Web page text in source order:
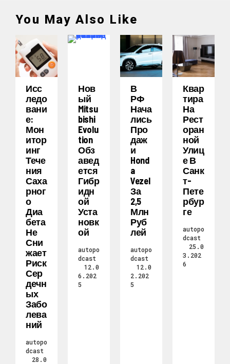
You May Also Like
Исс
Ледо
Вани
Е:
Мон
Итор
Инг
Тече
Ния
Саха
Рног
О
Диа
Бета
Не
Сни
Жает
Риск
Сер
Дечн
Ых
Забо
Лева
Ний
autopo
dcast
28.0
Нов
Ый
Mitsu
Bishi
Evolu
Tion
Обз
Авед
Ется
Гибр
Идн
Ой
Уста
Новк
Ой
autopo
dcast
12.0
6.202
5
В
РФ
Нача
Лись
Про
Даж
И
Hond
A
Vezel
За
2,5
Млн
Руб
Лей
autopo
dcast
12.0
2.202
5
Квар
Тира
На
Рест
Оран
Ной
Улиц
Е В
Санк
Т-
Пете
Рбур
Ге
autopo
dcast
25.0
3.202
6